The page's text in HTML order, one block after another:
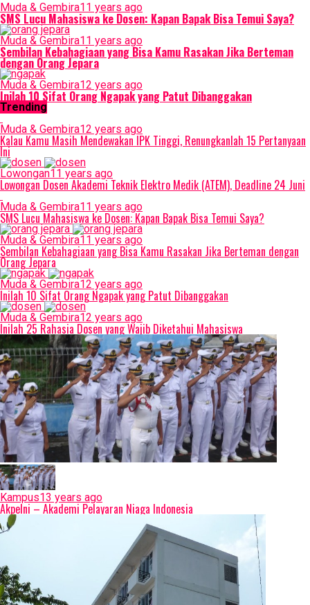
Muda & Gembira11 years ago
SMS Lucu Mahasiswa ke Dosen: Kapan Bapak Bisa Temui Saya?
Muda & Gembira11 years ago
Sembilan Kebahagiaan yang Bisa Kamu Rasakan Jika Berteman
dengan Orang Jepara
Muda & Gembira12 years ago
Inilah 10 Sifat Orang Ngapak yang Patut Dibanggakan
Trending
Muda & Gembira12 years ago
Kalau Kamu Masih Mendewakan IPK Tinggi, Renungkanlah 15 Pertanyaan
Ini
Lowongan11 years ago
Lowongan Dosen Akademi Teknik Elektro Medik (ATEM), Deadline 24 Juni
Muda & Gembira11 years ago
SMS Lucu Mahasiswa ke Dosen: Kapan Bapak Bisa Temui Saya?
Muda & Gembira11 years ago
Sembilan Kebahagiaan yang Bisa Kamu Rasakan Jika Berteman dengan
Orang Jepara
Muda & Gembira12 years ago
Inilah 10 Sifat Orang Ngapak yang Patut Dibanggakan
Muda & Gembira12 years ago
Inilah 25 Rahasia Dosen yang Wajib Diketahui Mahasiswa
Kampus13 years ago
Akpelni – Akademi Pelayaran Niaga Indonesia